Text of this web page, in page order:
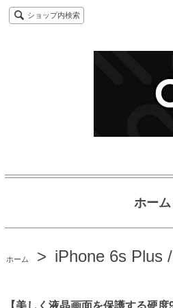
ショップ内検索
ホーム
ホーム > iPhone 6s Plus
【美しく液晶画面を保護する硬